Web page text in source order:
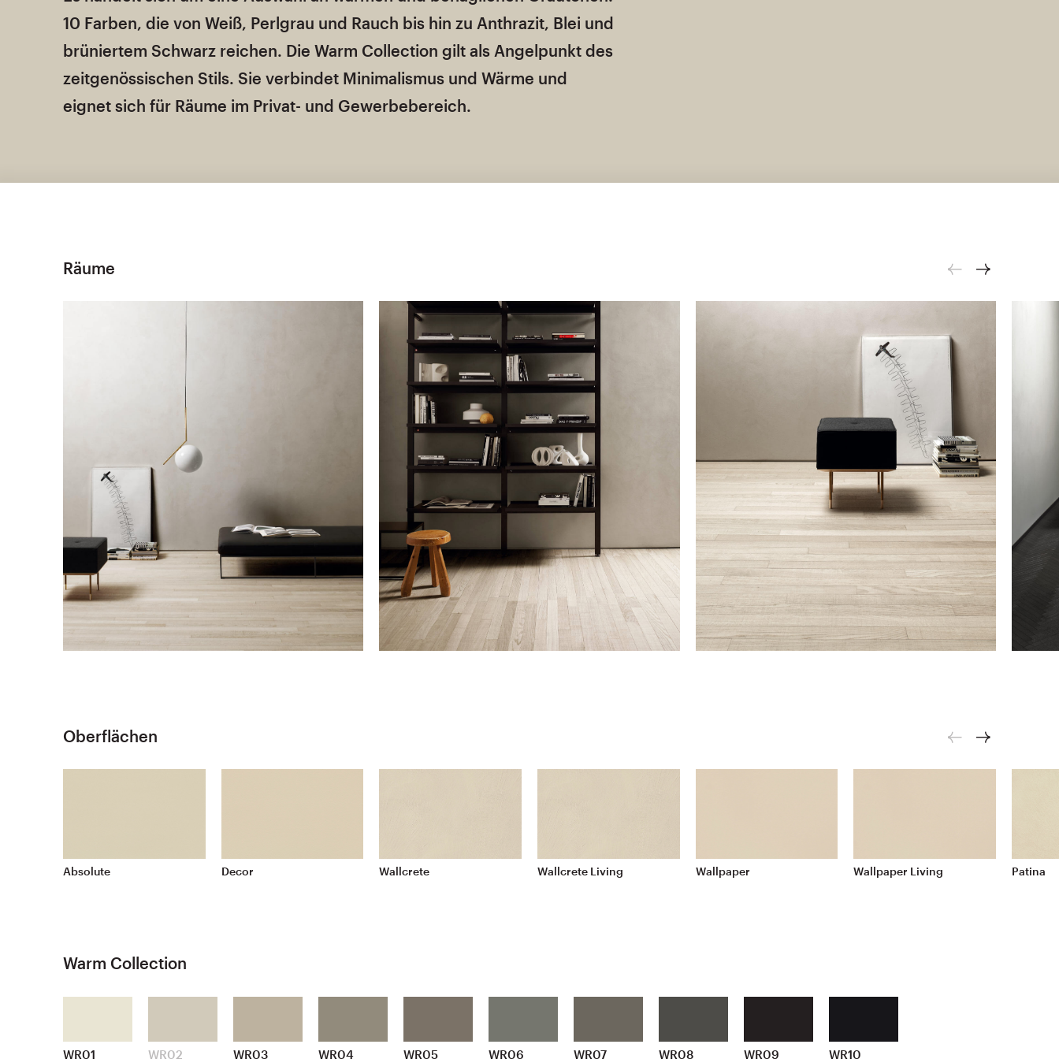
10 Farben, die von Weiß, Perlgrau und Rauch bis hin zu Anthrazit, Blei und
brüniertem Schwarz reichen. Die Warm Collection gilt als Angelpunkt des
zeitgenössischen Stils. Sie verbindet Minimalismus und Wärme und
eignet sich für Räume im Privat- und Gewerbebereich.
Räume
Oberflächen
Absolute Decor Wallcrete Wallcrete Living Wallpaper Wallpaper Living Patina
Warm Collection
WR01 WR02 WR03 WR04 WR05 WR06 WR07 WR08 WR09 WR10